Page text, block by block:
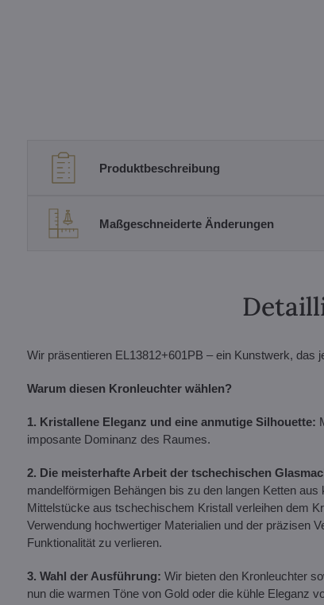
Produktbeschreibung
Maßgeschneiderte Änderungen
Wir präsentieren EL13812+601PB – ein Kunstwerk, das
Warum diesen Kronleuchter wählen?
1. Kristallene Eleganz und eine anmutige Silhouette:
imposante Dominanz des Raumes.
2. Die meisterhafte Arbeit der tschechischen
mandelförmigen Behängen bis zu den langen Ketten
Mittelstücke aus tschechischem Kristall verleihen dem
Verwendung hochwertiger Materialien und der präzisen
Funktionalität zu verlieren.
3. Wahl der Ausführung: Wir bieten den Kronleuchter
nun die warmen Töne von Gold oder die kühle Eleganz